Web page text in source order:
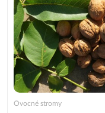
Ovocné stromy